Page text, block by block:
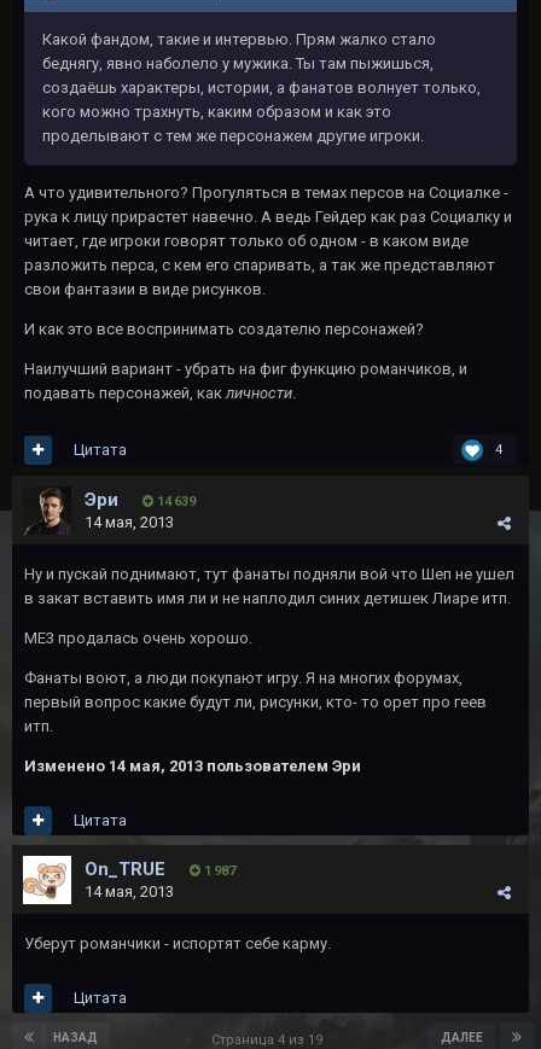
Какой фандом, такие и интервью. Прям жалко стало
беднягу, явно наболело у мужика. Ты там пыжишься,
создаёшь характеры, истории, а фанатов волнует только,
кого можно трахнуть, каким образом и как это
проделывают с тем же персонажем другие игроки.
А что удивительного? Прогуляться в темах персов на Социалке -
рука к лицу прирастет навечно. А ведь Гейдер как раз Социалку и
читает, где игроки говорят только об одном - в каком виде
разложить перса, с кем его спаривать, а так же представляют
свои фантазии в виде рисунков.
И как это все воспринимать создателю персонажей?
Наилучший вариант - убрать на фиг функцию романчиков, и
подавать персонажей, какличности.
4
Цитата
Эри 14 639
14 мая, 2013
Ну и пускай поднимают, тут фанаты подняли вой что Шеп не ушел
в закат вставить имя ли и не наплодил синих детишек Лиаре итп.
МЕ3 продалась очень хорошо.
Фанаты воют, а люди покупают игру. Я на многих форумах,
первый вопрос какие будут ли, рисунки, кто- то орет про геев
итп.
Изменено 14 мая, 2013 пользователем Эри
Цитата
On_TRUE 1 987
14 мая, 2013
Уберут романчики - испортят себе карму.
Цитата
НАЗАД ДАЛЕЕ
Страница 4 из 19